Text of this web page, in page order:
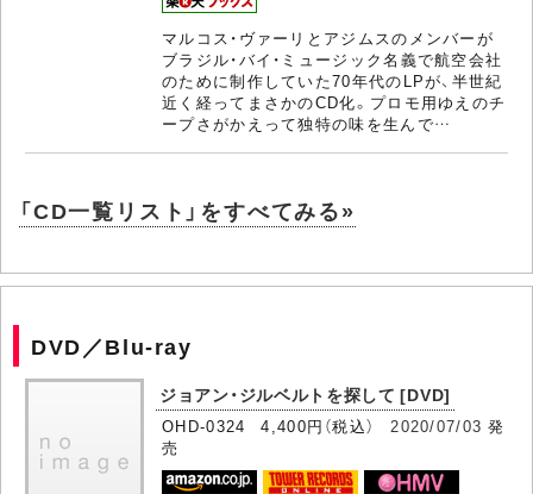
マルコス・ヴァーリとアジムスのメンバーが
ブラジル・バイ・ミュージック名義で航空会社
のために制作していた70年代のLPが、半世紀
近く経ってまさかのCD化。プロモ用ゆえのチ
ープさがかえって独特の味を生んで…
「CD一覧リスト」をすべてみる»
DVD／Blu-ray
ジョアン・ジルベルトを探して [DVD]
OHD-0324 4,400円（税込）2020/07/03 発
売